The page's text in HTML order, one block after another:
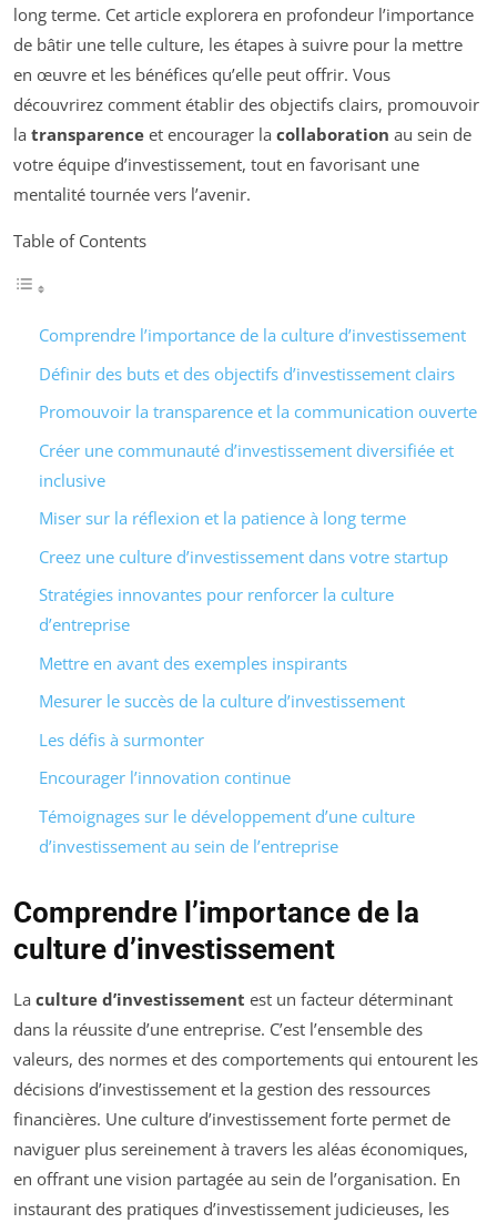
long terme. Cet article explorera en profondeur l’importance
de bâtir une telle culture, les étapes à suivre pour la mettre
en œuvre et les bénéfices qu’elle peut offrir. Vous
découvrirez comment établir des objectifs clairs, promouvoir
la transparence et encourager la collaboration au sein de
votre équipe d’investissement, tout en favorisant une
mentalité tournée vers l’avenir.
Table of Contents
Comprendre l’importance de la culture d’investissement
Définir des buts et des objectifs d’investissement clairs
Promouvoir la transparence et la communication ouverte
Créer une communauté d’investissement diversifiée et
inclusive
Miser sur la réflexion et la patience à long terme
Creez une culture d’investissement dans votre startup
Stratégies innovantes pour renforcer la culture
d’entreprise
Mettre en avant des exemples inspirants
Mesurer le succès de la culture d’investissement
Les défis à surmonter
Encourager l’innovation continue
Témoignages sur le développement d’une culture
d’investissement au sein de l’entreprise
Comprendre l’importance de la
culture d’investissement
La culture d’investissement est un facteur déterminant
dans la réussite d’une entreprise. C’est l’ensemble des
valeurs, des normes et des comportements qui entourent les
décisions d’investissement et la gestion des ressources
financières. Une culture d’investissement forte permet de
naviguer plus sereinement à travers les aléas économiques,
en offrant une vision partagée au sein de l’organisation. En
instaurant des pratiques d’investissement judicieuses, les